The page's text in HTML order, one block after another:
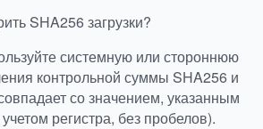
SHA256 загрузки?
системную или стороннюю
контрольной суммы SHA256 и
со значением, указанным
регистра, без пробелов).